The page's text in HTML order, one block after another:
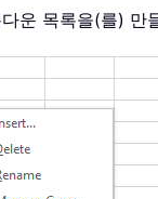
운 목록을(를)